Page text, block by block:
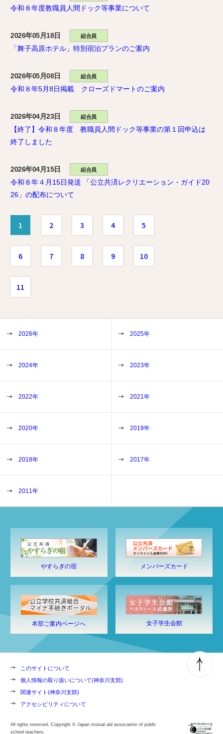
令和８年度教職員人間ドック等事業について
2026年05月18日 組合員
「舞子高原ホテル」特別宿泊プランのご案内
2026年05月08日 組合員
令和８年5月8日掲載 クローズドマートのご案内
2026年04月23日 組合員
【終了】令和８年度 教職員人間ドック等事業の第１回申込は
終了しました
2026年04月15日 組合員
令和８年４月15日発送 「公立共済レクリエーション・ガイド20
26」の配布について
1 2 3 4 5
6 7 8 9 10
11
2026年 2025年
2024年 2023年
2022年 2021年
2020年 2019年
2018年 2017年
2011年
やすらぎの宿 メンバーズカード
本部ご案内ページへ 女子学生会館
このサイトについて
個人情報の取り扱いについて(神奈川支部)
関連サイト(神奈川支部)
アクセシビリティについて
All rights reserved, Copyright © Japan mutual aid association of public
school teachers.